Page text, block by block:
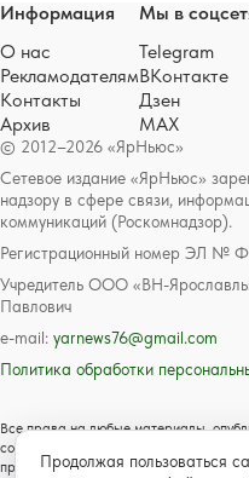
© 2012–2026 «ЯрНьюс»
Сетевое издание «ЯрНьюс»
надзору в сфере связи,
коммуникаций (Роскомнадзор).
Регистрационный номер ЭЛ №
Учредитель ООО «ВН-
Павлович
e-mail: yarnews76@gmail.com
Политика обработки
Все права на любые материалы,
соответствии с российским и
праве и смежных правах. Любое
Информация
О нас
Рекламодателям
Контакты
Архив
Мы в
Telegram
ВКонтакте
Дзен
MAX
Продолжая пользоваться